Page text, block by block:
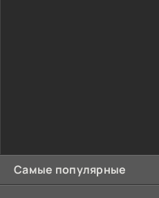
Самые популярные